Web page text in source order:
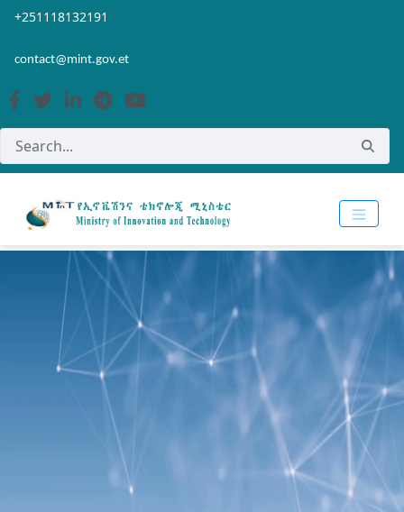
Skip to Main Content
Open Accessibility Menu
+251118132191
contact@mint.gov.et